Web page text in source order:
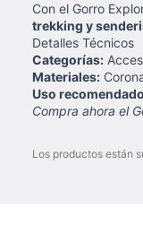
Con el Gorro
trekking y
Detalles Técnicos
Categorías:
Materiales:
Uso
Compra ahora el
Los productos están